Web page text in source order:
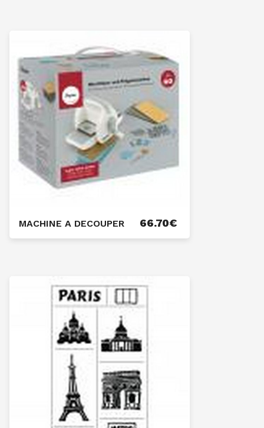
MACHINE A DECOUPER 66.70€